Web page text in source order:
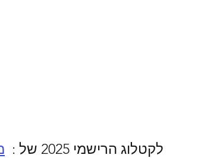
לקטלוג הרישמי 2025 של :